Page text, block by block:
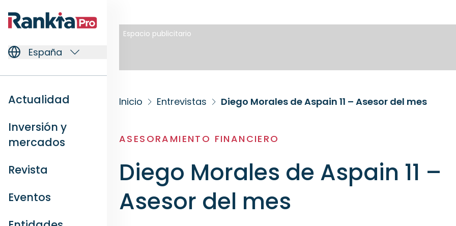
España
Actualidad
Inversión y
mercados
Revista
Eventos
Espacio publicitario
Inicio Entrevistas Diego Morales de Aspain 11 – Asesor del mes
ASESORAMIENTO FINANCIERO
Diego Morales de Aspain 11 –
Asesor del mes